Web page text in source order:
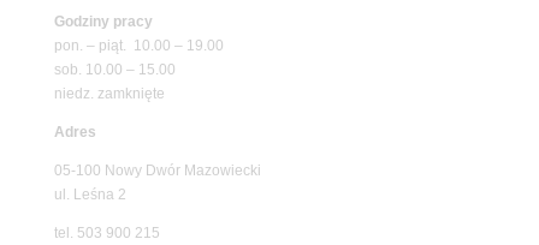
Godziny pracy
pon. – piąt. 10.00 – 19.00
sob. 10.00 – 15.00
niedz. zamknięte
Adres
05-100 Nowy Dwór Mazowiecki
ul. Leśna 2
tel. 503 900 215